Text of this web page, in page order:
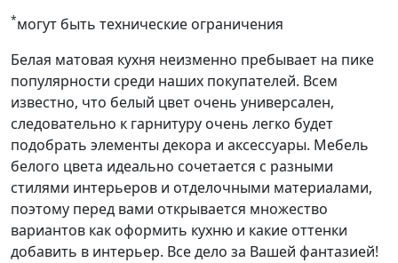
*могут быть технические ограничения
Белая матовая кухня неизменно пребывает на пике
популярности среди наших покупателей. Всем
известно, что белый цвет очень универсален,
следовательно к гарнитуру очень легко будет
подобрать элементы декора и аксессуары. Мебель
белого цвета идеально сочетается с разными
стилями интерьеров и отделочными материалами,
поэтому перед вами открывается множество
вариантов как оформить кухню и какие оттенки
добавить в интерьер. Все дело за Вашей фантазией!